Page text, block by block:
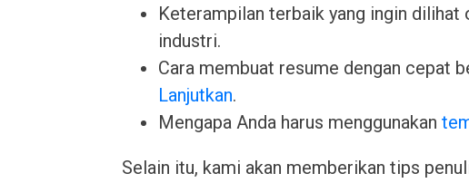
Keterampilan terbaik yang ingin
industri.
Cara membuat resume dengan cepat
Lanjutkan.
Mengapa Anda harus menggunakan
Selain itu, kami akan memberikan tips